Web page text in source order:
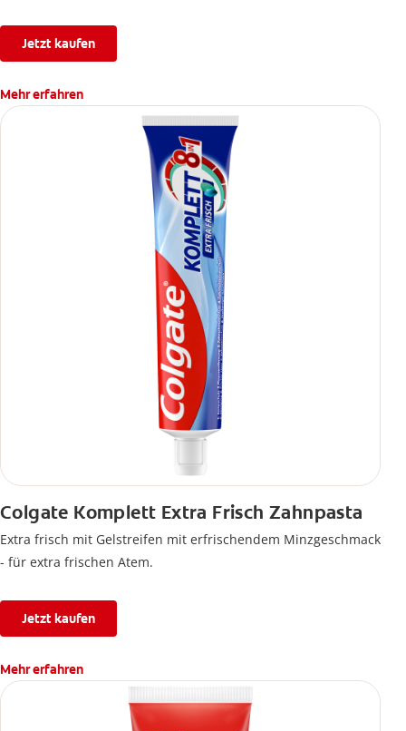
Jetzt kaufen
Mehr erfahren
Colgate Komplett Extra Frisch Zahnpasta
Extra frisch mit Gelstreifen mit erfrischendem Minzgeschmack
- für extra frischen Atem.
Jetzt kaufen
Mehr erfahren